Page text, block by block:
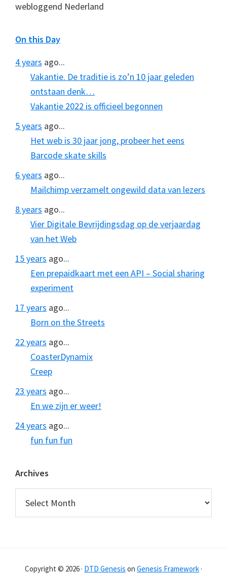
webloggend Nederland
On this Day
4 years ago...
Vakantie. De traditie is zo’n 10 jaar geleden
ontstaan denk…
Vakantie 2022 is officieel begonnen
5 years ago...
Het web is 30 jaar jong, probeer het eens
Barcode skate skills
6 years ago...
Mailchimp verzamelt ongewild data van lezers
8 years ago...
Vier Digitale Bevrijdingsdag op de verjaardag
van het Web
15 years ago...
Een prepaidkaart met een API – Social sharing
experiment
17 years ago...
Born on the Streets
22 years ago...
CoasterDynamix
Creep
23 years ago...
En we zijn er weer!
24 years ago...
fun fun fun
Archives
Copyright © 2026 · DTD Genesis on Genesis Framework ·